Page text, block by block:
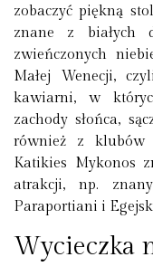
zobaczyć piękną
znane z białych
zwieńczonych
Małej Wenecji,
kawiarni, w
zachody słońca,
również z klubów
Katikies Mykonos
atrakcji, np.
Paraportiani i
Wycieczka